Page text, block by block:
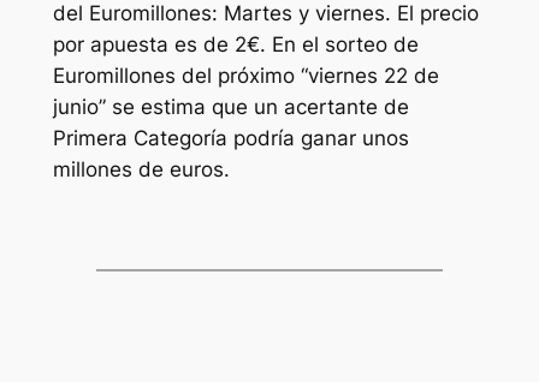
del Euromillones: Martes y viernes. El precio
por apuesta es de 2€. En el sorteo de
Euromillones del próximo “viernes 22 de
junio” se estima que un acertante de
Primera Categoría podría ganar unos
millones de euros.